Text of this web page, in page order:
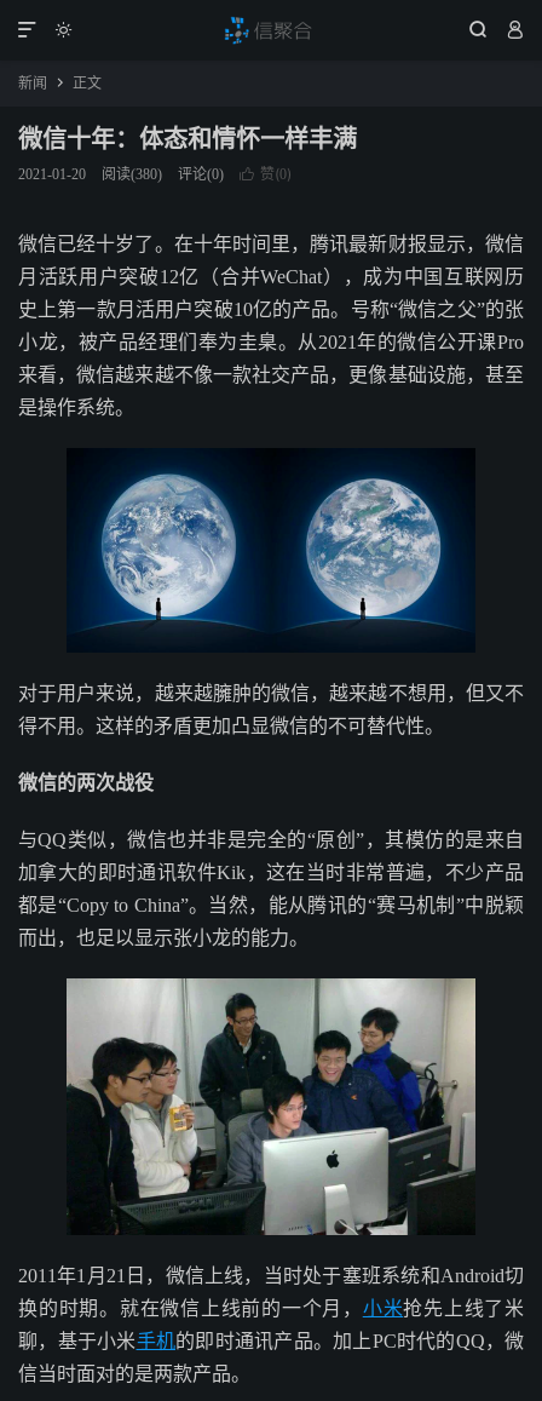
  

新闻  正文
微信十年：体态和情怀一样丰满
2021-01-20 阅读(380) 评论(0)  赞(0)
微信已经十岁了。在十年时间里，腾讯最新财报显示，微信
月活跃用户突破12亿（合并WeChat），成为中国互联网历
史上第一款月活用户突破10亿的产品。号称“微信之父”的张
小龙，被产品经理们奉为圭臬。从2021年的微信公开课Pro
来看，微信越来越不像一款社交产品，更像基础设施，甚至
是操作系统。
对于用户来说，越来越臃肿的微信，越来越不想用，但又不
得不用。这样的矛盾更加凸显微信的不可替代性。
微信的两次战役
与QQ类似，微信也并非是完全的“原创”，其模仿的是来自
加拿大的即时通讯软件Kik，这在当时非常普遍，不少产品
都是“Copy to China”。当然，能从腾讯的“赛马机制”中脱颖
而出，也足以显示张小龙的能力。
2011年1月21日，微信上线，当时处于塞班系统和Android切
换的时期。就在微信上线前的一个月， 小米抢先上线了米
聊，基于小米手机的即时通讯产品。加上PC时代的QQ，微
信当时面对的是两款产品。